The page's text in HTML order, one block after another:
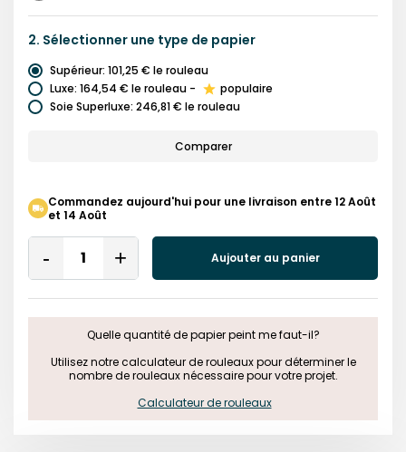
2. Sélectionner une type de papier
Supérieur: 101,25 € le rouleau
Luxe: 164,54 € le rouleau -
populaire
Soie Superluxe: 246,81 € le rouleau
Comparer
Commandez aujourd'hui pour une livraison entre 12 Août
et 14 Août
Quantity
Remove
One
Add
One
Aujouter au panier
Quelle quantité de papier peint me faut-il?
Utilisez notre calculateur de rouleaux pour déterminer le
nombre de rouleaux nécessaire pour votre projet.
Calculateur de rouleaux